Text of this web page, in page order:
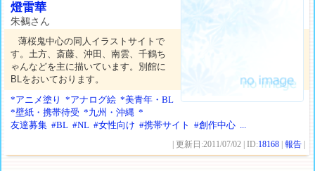
燈雷華
朱鵺さん
薄桜鬼中心の同人イラストサイトで
す。土方、斎藤、沖田、南雲、千鶴ち
ゃんなどを主に描いています。別館に
BLをおいております。
*アニメ塗り
*アナログ絵 *美青年・BL
*壁紙・携帯待受 *九州・沖縄 *
友達募集 #BL #NL #女性向け #携帯サイト #創作中心 ...
| 更新日:2011/07/02 | ID:18168 |報告